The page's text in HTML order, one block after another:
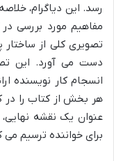
رسد. این دیاگرام،
مفاهیم مورد بررسی
تصویری کلی از
دست می آورد. این
انسجام کار نویسنده
هر بخش از کتاب را در
عنوان یک نقشه
برای خواننده ترسیم می